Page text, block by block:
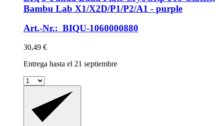
Bambu Lab X1/X2D/P1/P2/A1 -​ purple
Art.-Nr.: BIQU-1060000880
30,49 €
Entrega hasta el 21 septiembre